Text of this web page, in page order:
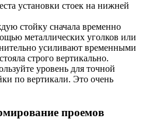
установки стоек на нижней
стойку сначала временно
металлических уголков или
усиливают временными
строго вертикально.
уровень для точной
по вертикали. Это очень
проемов